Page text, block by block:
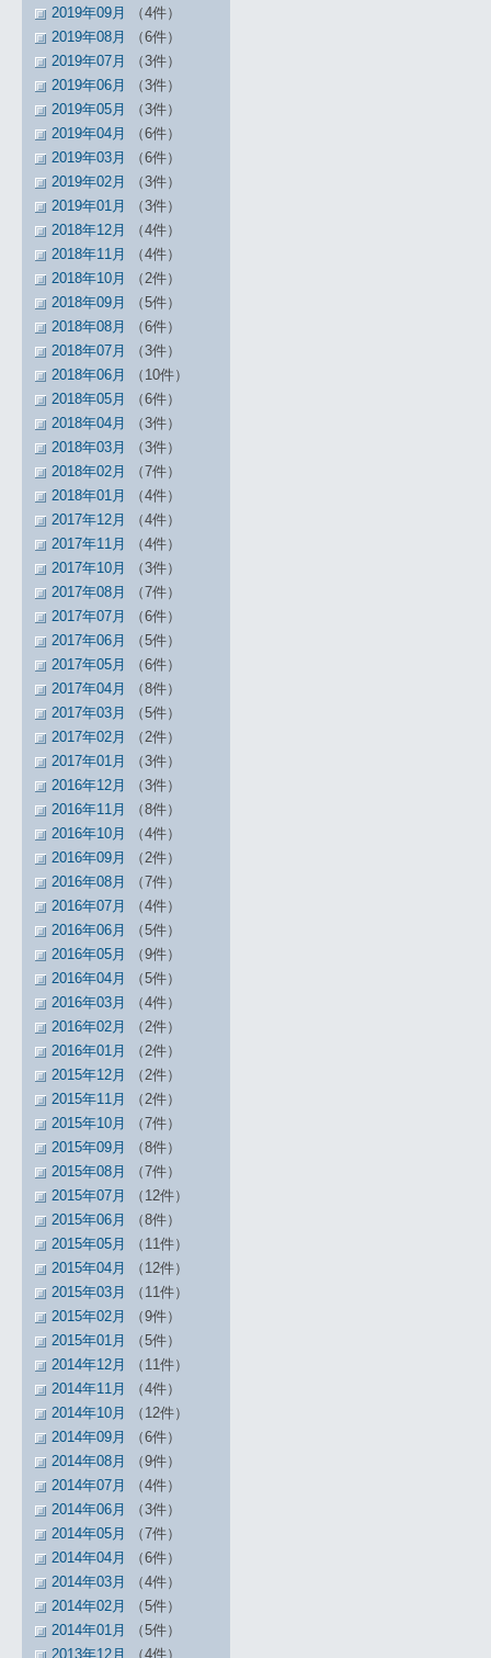
2019年09月
（4件）
2019年08月
（6件）
2019年07月
（3件）
2019年06月
（3件）
2019年05月
（3件）
2019年04月
（6件）
2019年03月
（6件）
2019年02月
（3件）
2019年01月
（3件）
2018年12月
（4件）
2018年11月
（4件）
2018年10月
（2件）
2018年09月
（5件）
2018年08月
（6件）
2018年07月
（3件）
2018年06月
（10件）
2018年05月
（6件）
2018年04月
（3件）
2018年03月
（3件）
2018年02月
（7件）
2018年01月
（4件）
2017年12月
（4件）
2017年11月
（4件）
2017年10月
（3件）
2017年08月
（7件）
2017年07月
（6件）
2017年06月
（5件）
2017年05月
（6件）
2017年04月
（8件）
2017年03月
（5件）
2017年02月
（2件）
2017年01月
（3件）
2016年12月
（3件）
2016年11月
（8件）
2016年10月
（4件）
2016年09月
（2件）
2016年08月
（7件）
2016年07月
（4件）
2016年06月
（5件）
2016年05月
（9件）
2016年04月
（5件）
2016年03月
（4件）
2016年02月
（2件）
2016年01月
（2件）
2015年12月
（2件）
2015年11月
（2件）
2015年10月
（7件）
2015年09月
（8件）
2015年08月
（7件）
2015年07月
（12件）
2015年06月
（8件）
2015年05月
（11件）
2015年04月
（12件）
2015年03月
（11件）
2015年02月
（9件）
2015年01月
（5件）
2014年12月
（11件）
2014年11月
（4件）
2014年10月
（12件）
2014年09月
（6件）
2014年08月
（9件）
2014年07月
（4件）
2014年06月
（3件）
2014年05月
（7件）
2014年04月
（6件）
2014年03月
（4件）
2014年02月
（5件）
2014年01月
（5件）
2013年12月
（4件）